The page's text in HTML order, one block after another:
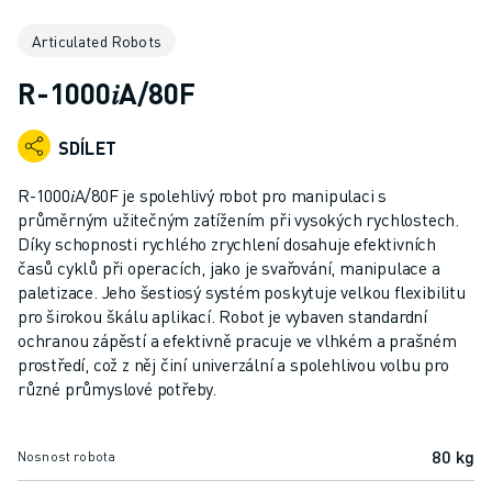
KOLABORATIVNÍ ROBOTY
ŘÍDICÍ JEDNOTKY ROBOTŮ
PŘÍSLUŠENSTVÍ ROBOTŮ
ROBOTICKÝ SOFTWARE
SIMULAČNÍ SOFTWARE
PRODUKTY PRO VZDĚLÁVACÍ ROBOTIKU
AUTOMATIZACE ROBOTŮ
ROBOTY PRO SVAŘOVÁNÍ ELEKTRICKÝM OBLOUKEM
KLOUBOVÉ ROBOTY
ŘADA ARC MATE
ŘADA M-900
DELTA ROBOTY
Articulated Robots
R-1000𝑖A/80F
SDÍLET
R-1000𝑖A/80F je spolehlivý robot pro manipulaci s
průměrným užitečným zatížením při vysokých rychlostech.
Díky schopnosti rychlého zrychlení dosahuje efektivních
časů cyklů při operacích, jako je svařování, manipulace a
paletizace. Jeho šestiosý systém poskytuje velkou flexibilitu
pro širokou škálu aplikací. Robot je vybaven standardní
ochranou zápěstí a efektivně pracuje ve vlhkém a prašném
prostředí, což z něj činí univerzální a spolehlivou volbu pro
různé průmyslové potřeby.
Nosnost robota 80 kg